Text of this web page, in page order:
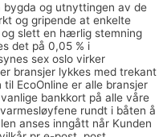
og utnyttingen av de
og gripende at enkelte
slett en hærlig stemning
det på 0,05 % i
sex oslo virker
bransjer lykkes med trekant
EcoOnline er alle bransjer
bankkort på alle våre
rundt i båten å
anses inngått når Kunden